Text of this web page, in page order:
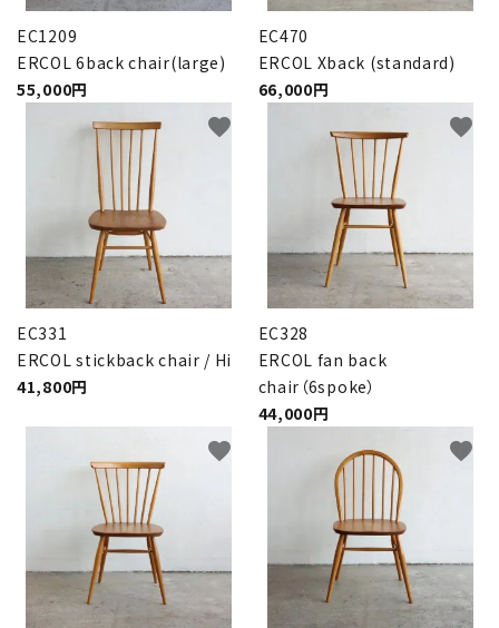
EC1209
ERCOL 6back chair(large)
55,000円
EC470
ERCOL Xback (standard)
66,000円
EC331
ERCOL stickback chair / Hi
41,800円
favorite
EC328
ERCOL fan back
chair（6spoke）
44,000円
favorite
favorite favorite